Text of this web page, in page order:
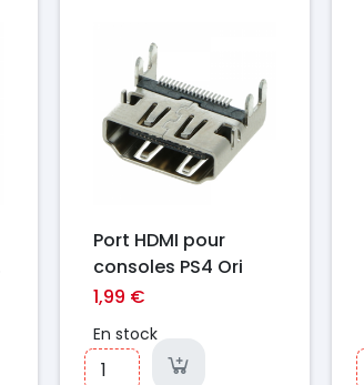
Port HDMI pour
consoles PS4 Ori
1,99 €
En stock